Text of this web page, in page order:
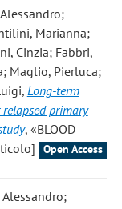
Marianna;
Cinzia; Fabbri,
Maglio, Pierluca;
, Long-term
primary
, «BLOOD
Open Access